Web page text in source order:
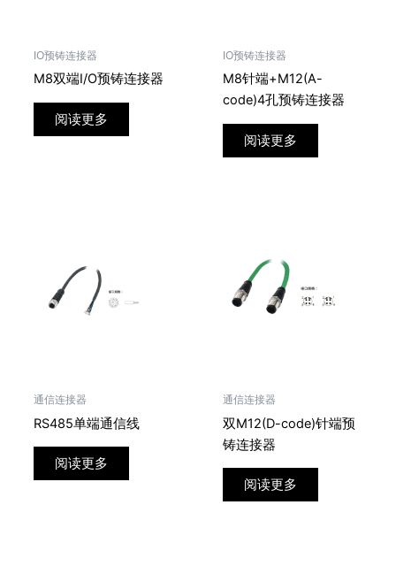
IO预铸连接器
M8双端I/O预铸连接器
阅读更多
IO预铸连接器
M8针端+M12(A-
code)4孔预铸连接器
阅读更多
通信连接器
RS485单端通信线
阅读更多
通信连接器
双M12(D-code)针端预
铸连接器
阅读更多